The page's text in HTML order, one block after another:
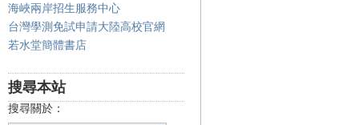
海峽兩岸招生服務中心
台灣學測免試申請大陸高校官網
若水堂簡體書店
搜尋本站
搜尋關於：